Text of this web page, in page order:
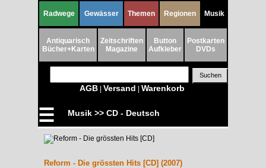
Radwege Gewässer Themen Regionen Musik
Antiquarisch
Bücher+Karten
Zeitschriften
Magazine
Button
Aufkleber
Postkarten
DVDs
AGB | Versand | Warenkorb
☰ Musik >> CD - Deutsch
Reform - Die grössten Hits [CD] (2007)